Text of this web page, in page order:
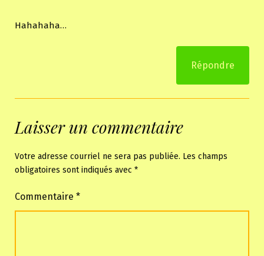
Hahahaha…
Répondre
Laisser un commentaire
Votre adresse courriel ne sera pas publiée. Les champs
obligatoires sont indiqués avec *
Commentaire *